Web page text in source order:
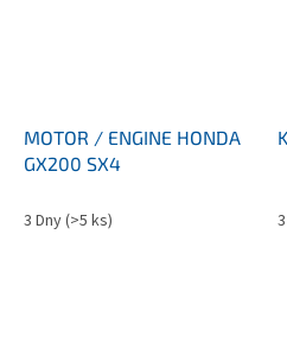
MOTOR / ENGINE HONDA
GX200 SX4
3 Dny(>5 ks)